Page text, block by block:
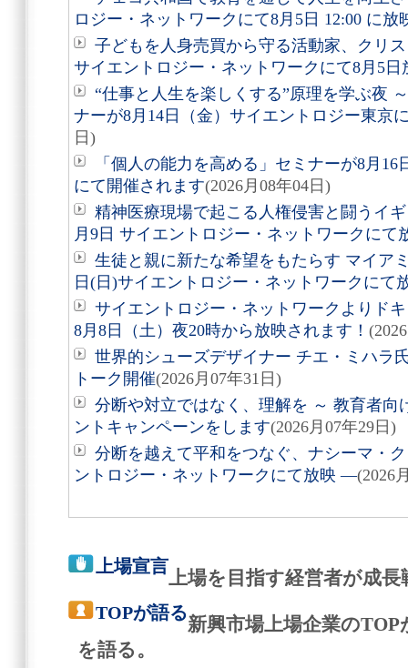
ロジー・ネットワークにて8月5日 12:00 に放
子どもを人身売買から守る活動家、クリ
サイエントロジー・ネットワークにて8月5
“仕事と人生を楽しくする”原理を学ぶ夜
ナーが8月14日（金）サイエントロジー東京
日)
「個人の能力を高める」セミナーが8月
にて開催されます(2026月08年04日)
精神医療現場で起こる人権侵害と闘うイ
月9日 サイエントロジー・ネットワークにて
生徒と親に新たな希望をもたらす マイア
日(日)サイエントロジー・ネットワークにて
サイエントロジー・ネットワークよりド
8月8日（土）夜20時から放映されます！
世界的シューズデザイナー チエ・ミハラ
トーク開催(2026月07年31日)
分断や対立ではなく、理解を ～ 教育者向
ントキャンペーンをします(2026月07年29日)
分断を越えて平和をつなぐ、ナシーマ・
ントロジー・ネットワークにて放映 ―(2026
上場宣言
上場を目指す経営者が成
TOPが語る
新興市場上場企業の
を語る。